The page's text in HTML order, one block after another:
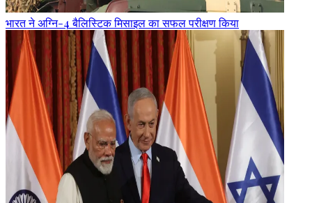
भारत ने अग्नि-4 बैलिस्टिक मिसाइल का सफल परीक्षण किया